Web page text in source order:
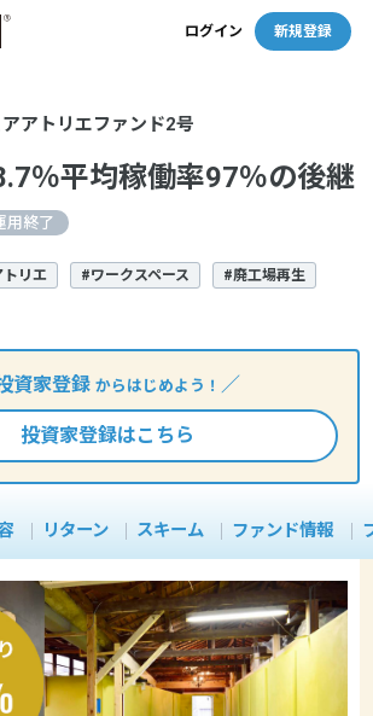
ログイン 新規登録
アトリエファンド2号
％平均稼働率97％の後継
用終了
トリエ #ワークスペース #廃工場再生
資家登録 からはじめよう！ ／
投資家登録はこちら
リターン スキーム ファンド情報